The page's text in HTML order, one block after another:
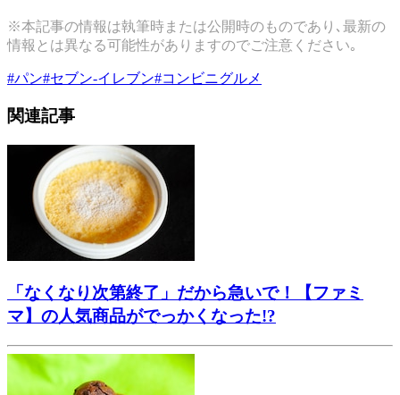
※本記事の情報は執筆時または公開時のものであり､最新の
情報とは異なる可能性がありますのでご注意ください｡
#パン#セブン-イレブン#コンビニグルメ
関連記事
「なくなり次第終了」だから急いで！【ファミ
マ】の人気商品がでっかくなった!?